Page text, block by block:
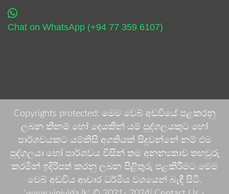
Chat on WhatsApp (+94 77 359 6107)
Copyrights protected: මෙම වෙබ් අඩවියේ පළකරනු
ලබන කිනම් හෝ දෙයකින් යම් පුද්ගලයකුට හෝ
පාර්ශවයකට යම්කිසි අගතියක් සිදුවන්නේ නම් එම
පුද්ගලයා හෝ පාර්ශවය විසින් තම අනන්‍යතාව තහවුරු
කරමින් ඉදිරිපත් කරනු ලබන පිළිතුරු පළකිරීමට මෙම
වෙබ් අඩවිය ආචාර ධර්මීය වශයෙන් බැඳී සිටී.